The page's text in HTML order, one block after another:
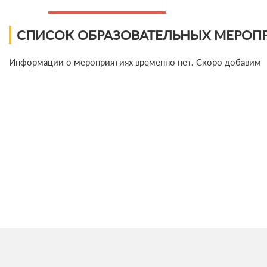
СПИСОК ОБРАЗОВАТЕЛЬНЫХ
Информации о мероприятиях временно нет. Скоро добавим